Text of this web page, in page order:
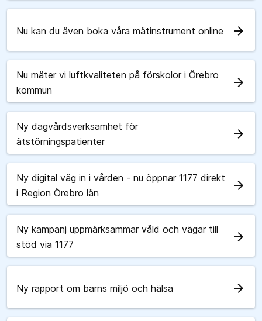
Nu kan du även boka våra mätinstrument online arrow_forward
Nu mäter vi luftkvaliteten på förskolor i Örebro
kommun
arrow_forward
Ny dagvårdsverksamhet för
ätstörningspatienter
arrow_forward
Ny digital väg in i vården - nu öppnar 1177 direkt
i Region Örebro län
arrow_forward
Ny kampanj uppmärksammar våld och vägar till
stöd via 1177
arrow_forward
Ny rapport om barns miljö och hälsa arrow_forward